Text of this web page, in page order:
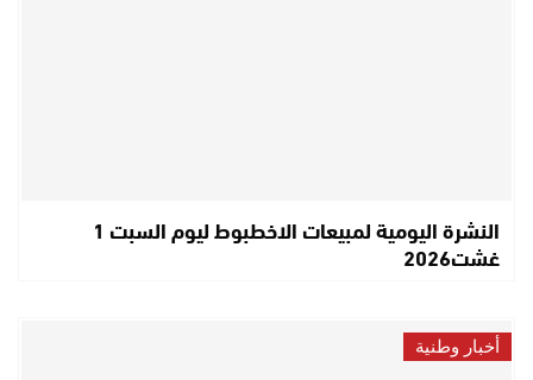
النشرة اليومية لمبيعات الاخطبوط ليوم السبت 1
غشت2026
أخبار وطنية